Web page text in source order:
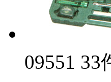
09551 33